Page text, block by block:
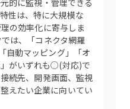
的に監視・管理できる
性は、特に大規模な
の効率化に寄与しま
は、「コネクタ網羅
自動マッピング」「オ
がいずれも○(対応)で
続先、開発画面、監視
えたい企業に向いてい